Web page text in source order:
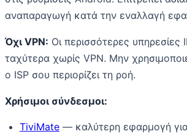
αναπαραγωγή κατά την εναλλαγή
Όχι VPN: Οι περισσότερες υπηρεσίες
ταχύτερα χωρίς VPN. Μην
ο ISP σου περιορίζει τη ροή.
Χρήσιμοι σύνδεσμοι:
TiviMate — καλύτερη εφαρμογή